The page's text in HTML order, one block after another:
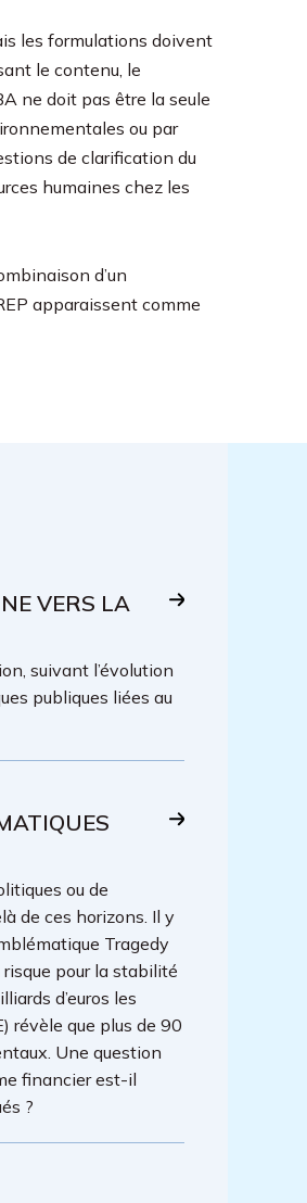
les formulations doivent
le contenu, le
ne doit pas être la seule
ou par
de clarification du
humaines chez les
d’un
apparaissent comme
VERS LA
suivant l’évolution
publiques liées au
ou de
de ces horizons. Il y
Tragedy
pour la stabilité
d’euros les
révèle que plus de 90
Une question
financier est-il
?